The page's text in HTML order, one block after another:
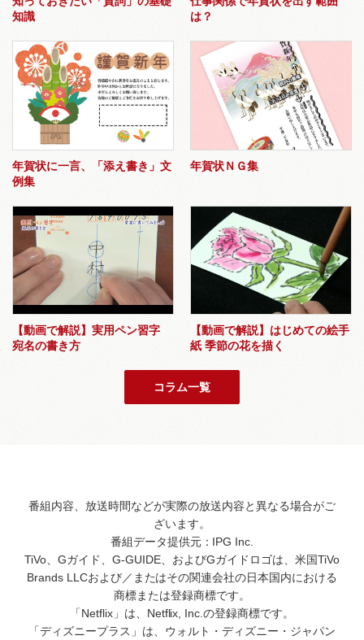
知識
は？
年賀状に一言、「添え書き」文
例集
年賀状ＮＧ集
【動画で解説】実用ペン習字
宛名の書き方
【動画で解説】はじめての絵手
紙 季節の花を描く
コラム一覧
番組内容、放送時間などが実際の放送内容と異なる場合がご
ざいます。
番組データ提供元：IPG Inc.
TiVo、Gガイド、G-GUIDE、およびGガイドロゴは、米国TiVo
Brands LLCおよび／またはその関連会社の日本国内における
商標または登録商標です。
「Netflix」は、Netflix, Inc.の登録商標です。
「ディズニープラス」は、ウォルト・ディズニー・ジャパン